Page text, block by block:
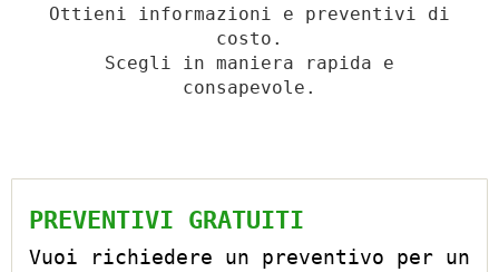
Ottieni informazioni e preventivi di
costo.
Scegli in maniera rapida e
consapevole.
PREVENTIVI GRATUITI
Vuoi richiedere un preventivo per un